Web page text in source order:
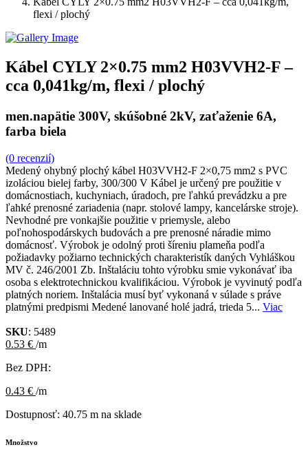
flexi / plochý
Kábel CYLY 2×0.75 mm2 H03VVH2-F –
cca 0,041kg/m, flexi / plochý
men.napätie 300V, skúšobné 2kV, zaťaženie 6A,
farba biela
(0 recenzií)
Medený ohybný plochý kábel H03VVH2-F 2×0,75 mm2 s PVC
izoláciou bielej farby, 300/300 V Kábel je určený pre použitie v
domácnostiach, kuchyniach, úradoch, pre ľahkú prevádzku a pre
ľahké prenosné zariadenia (napr. stolové lampy, kancelárske stroje).
Nevhodné pre vonkajšie použitie v priemysle, alebo
poľnohospodárskych budovách a pre prenosné náradie mimo
domácnosť. Výrobok je odolný proti šíreniu plameňa podľa
požiadavky požiarno technických charakteristík daných Vyhláškou
MV č. 246/2001 Zb. Inštaláciu tohto výrobku smie vykonávať iba
osoba s elektrotechnickou kvalifikáciou. Výrobok je vyvinutý podľa
platných noriem. Inštalácia musí byť vykonaná v súlade s práve
platnými predpismi Medené lanované holé jadrá, trieda 5... Viac
SKU: 5489
0.53 € /m
Bez DPH:
0.43 € /m
Dostupnosť: 40.75 m na sklade
Množstvo